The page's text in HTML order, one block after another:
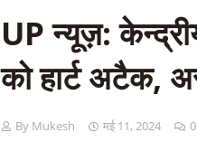
UP न्यूज़:
को हार्ट अटैक,
By Mukesh मई 11, 2024 0